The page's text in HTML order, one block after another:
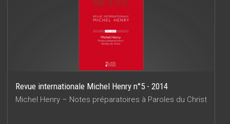
Revue internationale Michel Henry n°5 - 2014
Michel Henry – Notes préparatoires à Paroles du Christ